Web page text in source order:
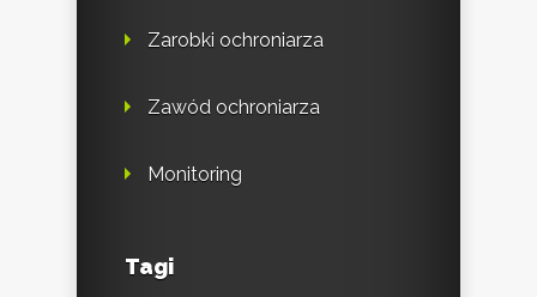
Zarobki ochroniarza
Zawód ochroniarza
Monitoring
Tagi